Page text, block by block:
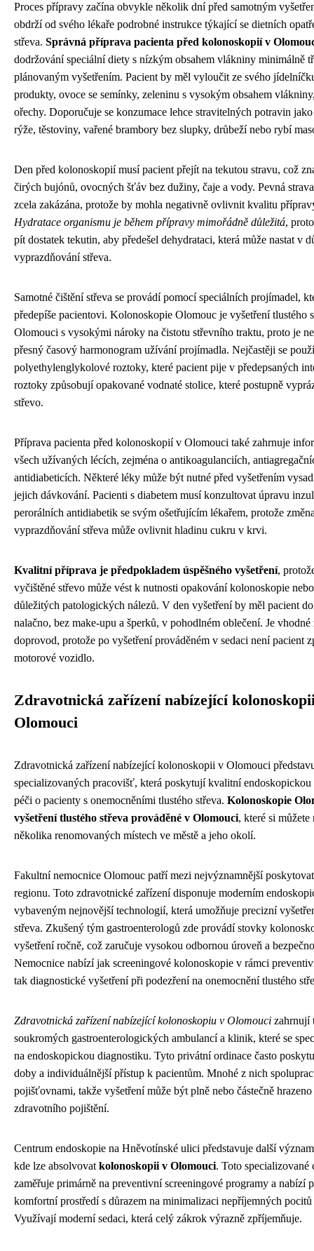
Proces přípravy začína obvykle několik dní před samotným
obdrží od svého lékaře podrobné instrukce týkající se dietních
střeva. Správná příprava pacienta před kolonoskopií v
dodržování speciální diety s nízkým obsahem vlákniny minimálně
plánovaným vyšetřením. Pacient by měl vyloučit ze svého
produkty, ovoce se semínky, zeleninu s vysokým obsahem
ořechy. Doporučuje se konzumace lehce stravitelných potravin
rýže, těstoviny, vařené brambory bez slupky, drůbeží nebo rybí
Den před kolonoskopií musí pacient přejít na tekutou stravu, což
čirých bujónů, ovocných šťáv bez dužiny, čaje a vody. Pevná
zcela zakázána, protože by mohla negativně ovlivnit kvalitu
Hydratace organismu je během přípravy mimořádně důležitá,
pít dostatek tekutin, aby předešel dehydrataci, která může nastat v
vyprazdňování střeva.
Samotné čištění střeva se provádí pomocí speciálních projímadel,
předepíše pacientovi. Kolonoskopie Olomouc je vyšetření tlustého
Olomouci s vysokými nároky na čistotu střevního traktu, proto je
přesný časový harmonogram užívání projímadla. Nejčastěji se
polyethylenglykolové roztoky, které pacient pije v předepsaných
roztoky způsobují opakované vodnaté stolice, které postupně
střevo.
Příprava pacienta před kolonoskopií v Olomouci také zahrnuje
všech užívaných lécích, zejména o antikoagulanciích,
antidiabeticích. Některé léky může být nutné před vyšetřením
jejich dávkování. Pacienti s diabetem musí konzultovat úpravu
perorálních antidiabetik se svým ošetřujícím lékařem, protože
vyprazdňování střeva může ovlivnit hladinu cukru v krvi.
Kvalitní příprava je předpokladem úspěšného vyšetření,
vyčištěné střevo může vést k nutnosti opakování kolonoskopie
důležitých patologických nálezů. V den vyšetření by měl pacient
nalačno, bez make-upu a šperků, v pohodlném oblečení. Je vhodné
doprovod, protože po vyšetření prováděném v sedaci není pacient
motorové vozidlo.
Zdravotnická zařízení nabízející
Olomouci
Zdravotnická zařízení nabízející kolonoskopii v Olomouci
specializovaných pracovišť, která poskytují kvalitní endoskopickou
péči o pacienty s onemocněními tlustého střeva. Kolonoskopie
vyšetření tlustého střeva prováděné v Olomouci, které si můžete
několika renomovaných místech ve městě a jeho okolí.
Fakultní nemocnice Olomouc patří mezi nejvýznamnější
regionu. Toto zdravotnické zařízení disponuje moderním
vybaveným nejnovější technologií, která umožňuje precizní
střeva. Zkušený tým gastroenterologů zde provádí stovky
vyšetření ročně, což zaručuje vysokou odbornou úroveň a
Nemocnice nabízí jak screeningové kolonoskopie v rámci
tak diagnostické vyšetření při podezření na onemocnění tlustého
Zdravotnická zařízení nabízející kolonoskopiu v Olomouci zahrnují
soukromých gastroenterologických ambulancí a klinik, které se
na endoskopickou diagnostiku. Tyto privátní ordinace často
doby a individuálnější přístup k pacientům. Mnohé z nich
pojišťovnami, takže vyšetření může být plně nebo částečně
zdravotního pojištění.
Centrum endoskopie na Hněvotínské ulici představuje další
kde lze absolvovat kolonoskopii v Olomouci. Toto specializované
zaměřuje primárně na preventivní screeningové programy a nabízí
komfortní prostředí s důrazem na minimalizaci nepříjemných
Využívají moderní sedaci, která celý zákrok výrazně zpříjemňuje.